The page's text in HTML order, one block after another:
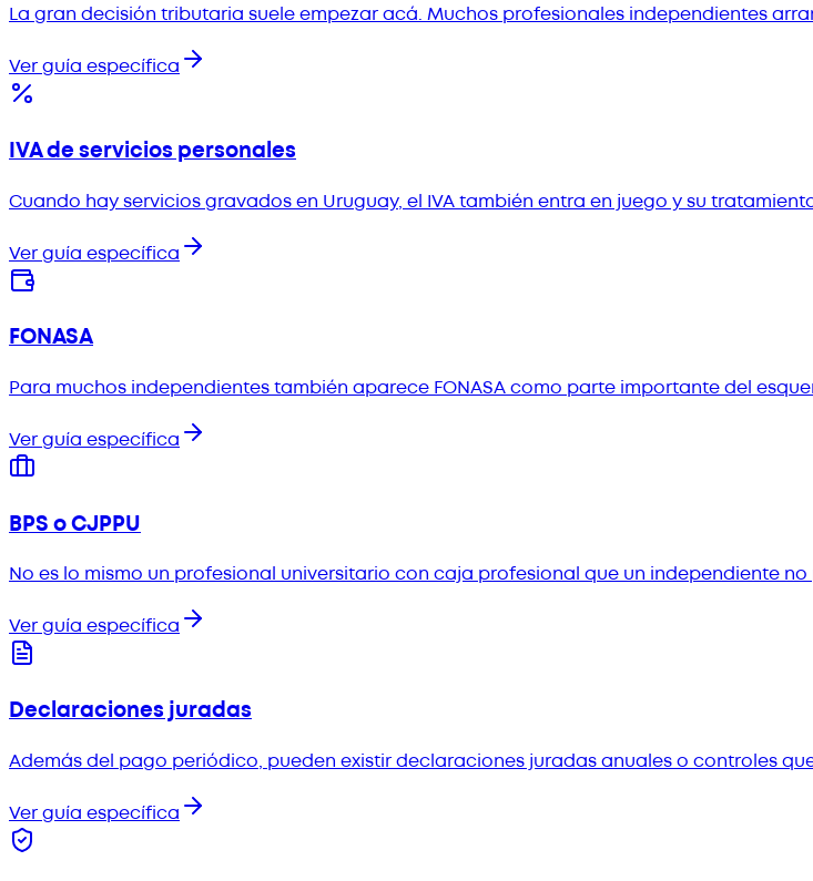
La gran decisión tributaria suele empezar acá. Muchos profesionales independientes
Ver guía específica
IVA de servicios personales
Cuando hay servicios gravados en Uruguay, el IVA también entra en juego y su
Ver guía específica
FONASA
Para muchos independientes también aparece FONASA como parte importante del
Ver guía específica
BPS o CJPPU
No es lo mismo un profesional universitario con caja profesional que un independiente
Ver guía específica
Declaraciones juradas
Además del pago periódico, pueden existir declaraciones juradas anuales o controles
Ver guía específica